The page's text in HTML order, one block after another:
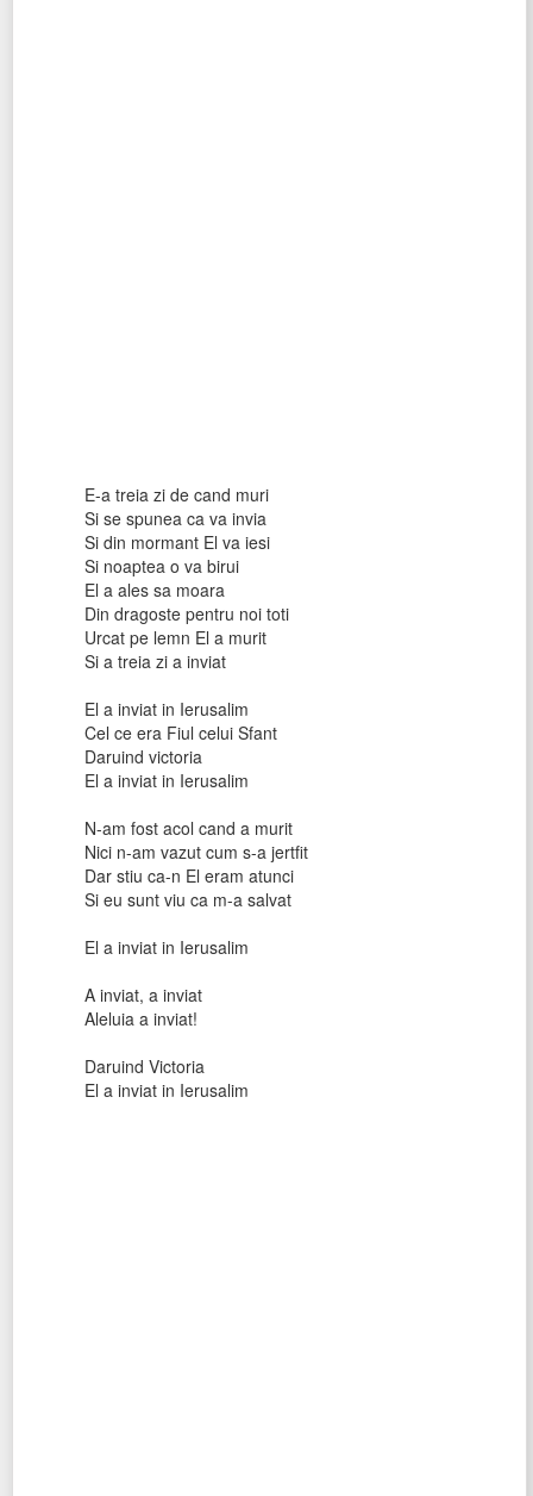
E-a treia zi de cand muri
Si se spunea ca va invia
Si din mormant El va iesi
Si noaptea o va birui
El a ales sa moara
Din dragoste pentru noi toti
Urcat pe lemn El a murit
Si a treia zi a inviat
El a inviat in Ierusalim
Cel ce era Fiul celui Sfant
Daruind victoria
El a inviat in Ierusalim
N-am fost acol cand a murit
Nici n-am vazut cum s-a jertfit
Dar stiu ca-n El eram atunci
Si eu sunt viu ca m-a salvat
El a inviat in Ierusalim
A inviat, a inviat
Aleluia a inviat!
Daruind Victoria
El a inviat in Ierusalim